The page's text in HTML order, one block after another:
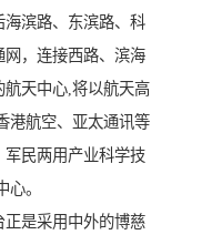
海滨路、东滨路、科
，连接西路、滨海
航天中心,将以航天高
港航空、亚太通讯等
军民两用产业科学技
。
是采用中外的博慈